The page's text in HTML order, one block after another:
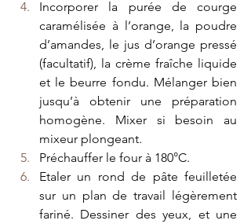
Incorporer la purée de courge
caramélisée à l’orange, la poudre
d’amandes, le jus d’orange pressé
(facultatif), la crème fraîche liquide
et le beurre fondu. Mélanger bien
jusqu’à obtenir une préparation
homogène. Mixer si besoin au
mixeur plongeant.
Préchauffer le four à 180°C.
Etaler un rond de pâte feuilletée
sur un plan de travail légèrement
fariné. Dessiner des yeux, et une